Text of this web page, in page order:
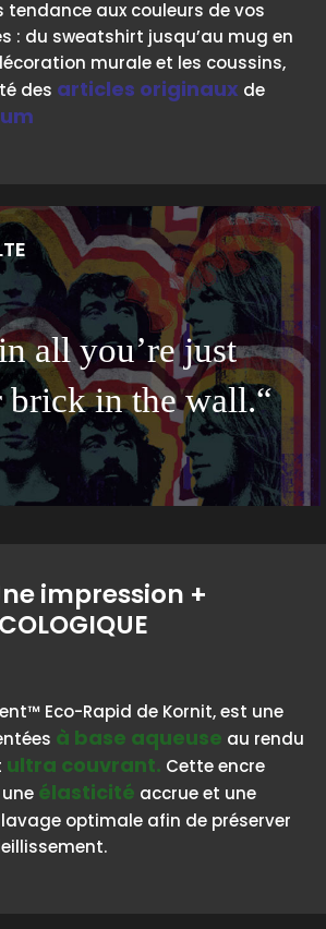
aux couleurs de vos
: du sweatshirt jusqu’au mug en
murale et les coussins,
des articles originaux de
all you’re just
brick in the wall.“
impression +
Eco-Rapid de Kornit, est une
à base aqueuse au rendu
ultra couvrant. Cette encre
élasticité accrue et une
optimale afin de préserver